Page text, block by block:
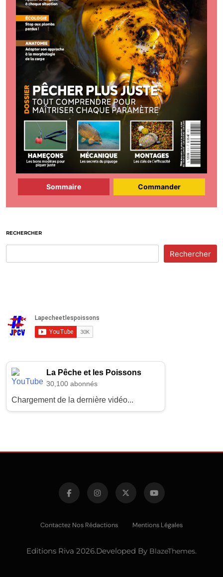
Sommaire Commander
RECHERCHER
Rechercher
La Pêche et les Poissons
30,100 abonnés
Chargement de la dernière vidéo...
Contactez Nos Rédactions Mentions Légales
Editions Riva 2026.Developed By BlazeThemes.